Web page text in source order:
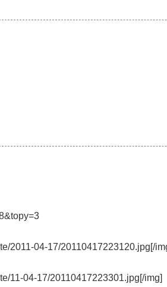
2011-04-17/20110417223120.jpg[/
11-04-17/20110417223301.jpg[/img]